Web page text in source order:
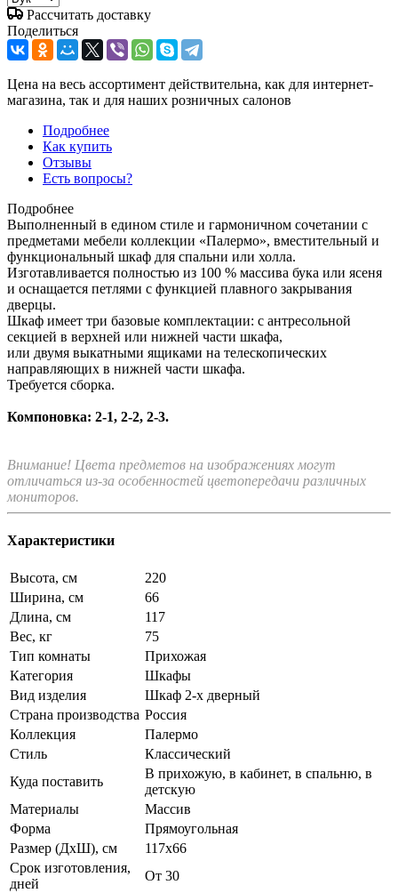
Рассчитать доставку
Поделиться
Цена на весь ассортимент действительна, как для интернет-
магазина, так и для наших розничных салонов
Подробнее
Как купить
Отзывы
Есть вопросы?
Подробнее
Выполненный в едином стиле и гармоничном сочетании с
предметами мебели коллекции «Палермо», вместительный и
функциональный шкаф для спальни или холла.
Изготавливается полностью из 100 % массива бука или ясеня
и оснащается петлями с функцией плавного закрывания
дверцы.
Шкаф имеет три базовые комплектации: c антресольной
секцией в верхней или нижней части шкафа,
или двумя выкатными ящиками на телескопических
направляющих в нижней части шкафа.
Требуется сборка.
Компоновка: 2-1, 2-2, 2-3.
Внимание! Цвета предметов на изображениях могут
отличаться из-за особенностей цветопередачи различных
мониторов.
Характеристики
Высота, см
220
Ширина, см
66
Длина, см
117
Вес, кг
75
Тип комнаты
Прихожая
Категория
Шкафы
Вид изделия
Шкаф 2-х дверный
Страна производства Россия
Коллекция
Палермо
Стиль
Классический
Куда поставить
В прихожую, в кабинет, в спальню, в
детскую
Материалы
Массив
Форма
Прямоугольная
Размер (ДхШ), см
117х66
Срок изготовления,
дней
От 30